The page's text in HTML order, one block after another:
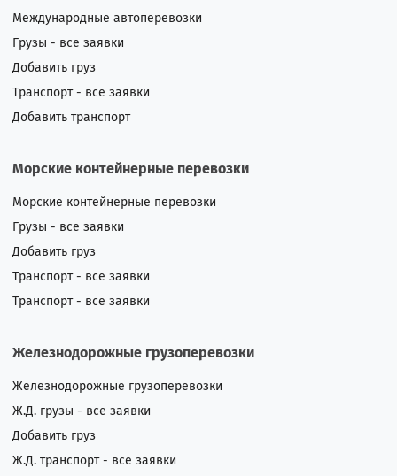
Международные автоперевозки
Грузы - все заявки
Добавить груз
Транспорт - все заявки
Добавить транспорт
Морские контейнерные перевозки
Морские контейнерные перевозки
Грузы - все заявки
Добавить груз
Транспорт - все заявки
Транспорт - все заявки
Железнодорожные грузоперевозки
Железнодорожные грузоперевозки
Ж.Д. грузы - все заявки
Добавить груз
Ж.Д. транспорт - все заявки